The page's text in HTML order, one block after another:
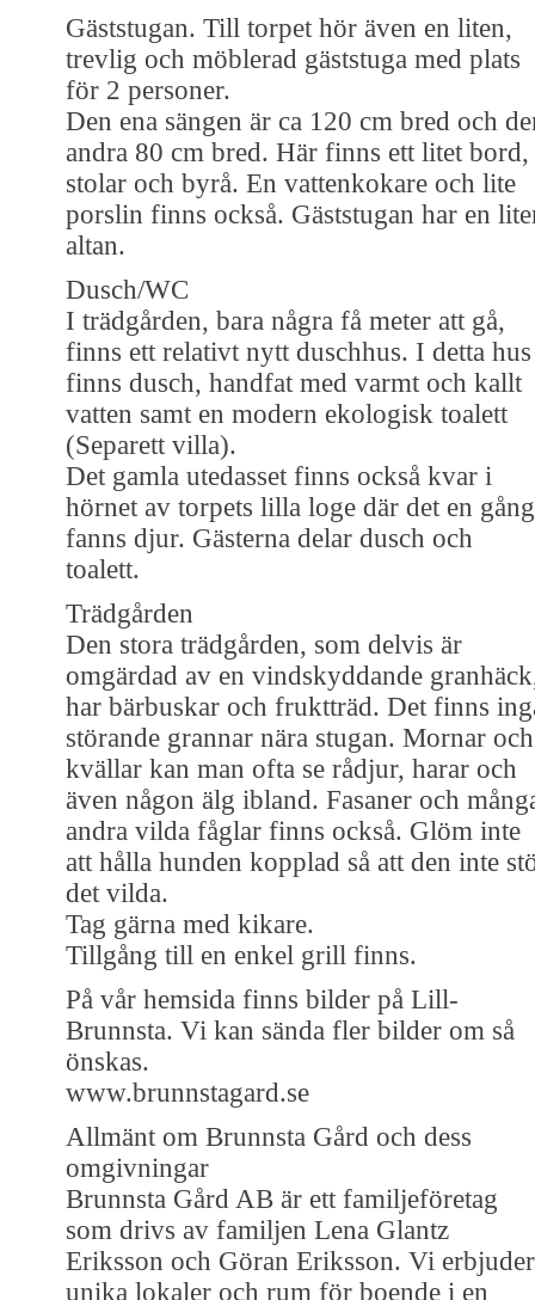
Gäststugan. Till torpet hör även en liten,
trevlig och möblerad gäststuga med plats
för 2 personer.
Den ena sängen är ca 120 cm bred och
andra 80 cm bred. Här finns ett litet bord,
stolar och byrå. En vattenkokare och lite
porslin finns också. Gäststugan har en
altan.
Dusch/WC
I trädgården, bara några få meter att gå,
finns ett relativt nytt duschhus. I detta hus
finns dusch, handfat med varmt och kallt
vatten samt en modern ekologisk toalett
(Separett villa).
Det gamla utedasset finns också kvar i
hörnet av torpets lilla loge där det en gång
fanns djur. Gästerna delar dusch och
toalett.
Trädgården
Den stora trädgården, som delvis är
omgärdad av en vindskyddande
har bärbuskar och fruktträd. Det finns
störande grannar nära stugan. Mornar och
kvällar kan man ofta se rådjur, harar och
även någon älg ibland. Fasaner och
andra vilda fåglar finns också. Glöm inte
att hålla hunden kopplad så att den inte
det vilda.
Tag gärna med kikare.
Tillgång till en enkel grill finns.
På vår hemsida finns bilder på Lill-
Brunnsta. Vi kan sända fler bilder om så
önskas.
www.brunnstagard.se
Allmänt om Brunnsta Gård och dess
omgivningar
Brunnsta Gård AB är ett familjeföretag
som drivs av familjen Lena Glantz
Eriksson och Göran Eriksson. Vi erbjuder
unika lokaler och rum för boende i en